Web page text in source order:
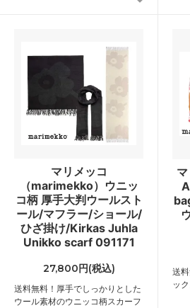
マリメッコ
（marimekko）ウニッ
コ柄 厚手大判ウールスト
ール/マフラー/ショール/
ひざ掛け/Kirkas Juhla
Unikko scarf 091171
27,800円(税込)
送料無料！厚手でしっかりとした
ウール素材のウニッコ柄スカーフ
送
ッ